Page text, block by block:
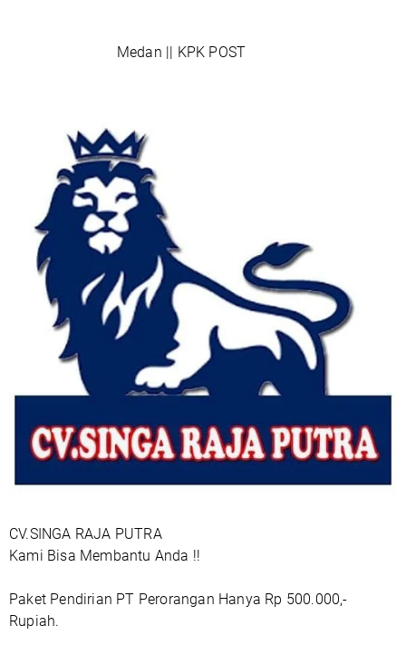
Medan || KPK POST
CV.SINGA RAJA PUTRA
Kami Bisa Membantu Anda !!
Paket Pendirian PT Perorangan Hanya Rp 500.000,-
Rupiah.